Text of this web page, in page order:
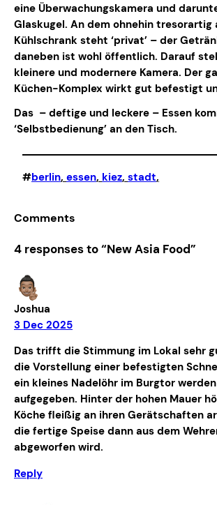
eine Überwachungskamera und
Glaskugel. An dem ohnehin tresorartig
Kühlschrank steht ‘privat’ – der
daneben ist wohl öffentlich. Darauf
kleinere und modernere Kamera. Der
Küchen-Komplex wirkt gut befestigt
Das – deftige und leckere – Essen
‘Selbstbedienung’ an den Tisch.
#berlin, essen, kiez, stadt,
Comments
4 responses to “New Asia Food”
Joshua
3 Dec 2025
Das trifft die Stimmung im Lokal sehr
die Vorstellung einer befestigten
ein kleines Nadelöhr im Burgtor
aufgegeben. Hinter der hohen Mauer
Köche fleißig an ihren Gerätschaften
die fertige Speise dann aus dem
abgeworfen wird.
Reply